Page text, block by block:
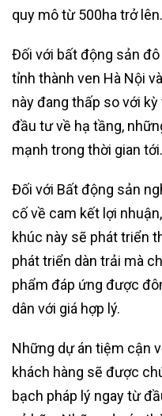
quy mô từ 500ha trở lên.
Đối với bất động sản
tỉnh thành ven Hà Nội
này đang thấp so với
đầu tư về hạ tầng,
mạnh trong thời gian tới.
Đối với Bất động sản
cố về cam kết lợi
khúc này sẽ phát triển
phát triển dàn trải mà
phẩm đáp ứng được
dân với giá hợp lý.
Những dự án tiệm cận
khách hàng sẽ được
bạch pháp lý ngay từ